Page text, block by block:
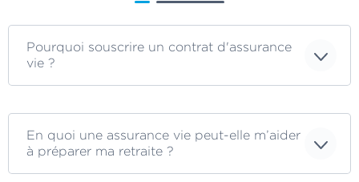
Pourquoi souscrire un contrat d'assurance
vie ?
En quoi une assurance vie peut-elle m’aider
à préparer ma retraite ?